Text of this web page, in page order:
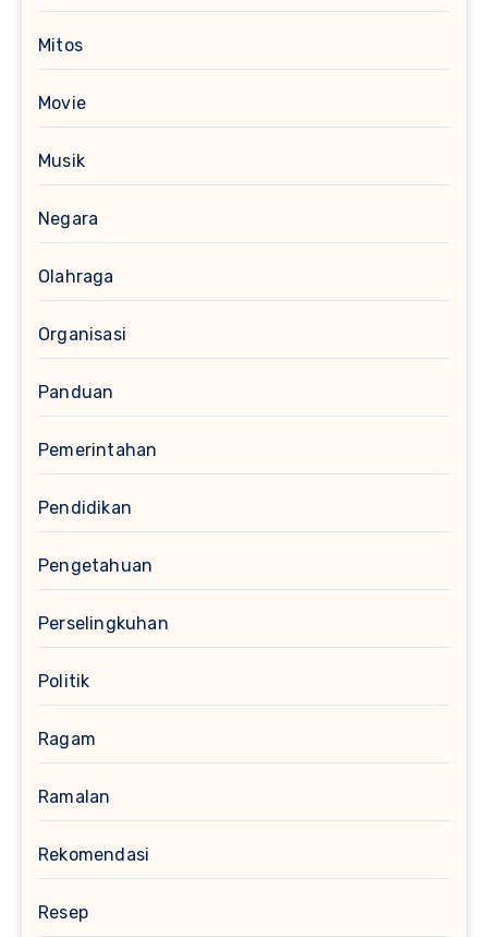
Mitos
Movie
Musik
Negara
Olahraga
Organisasi
Panduan
Pemerintahan
Pendidikan
Pengetahuan
Perselingkuhan
Politik
Ragam
Ramalan
Rekomendasi
Resep